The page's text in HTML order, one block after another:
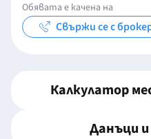
Обявата е качена на
Свържи се с
Калкулатор
Данъци